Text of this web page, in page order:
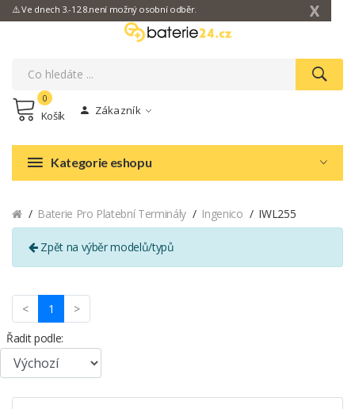
X
⚠️ Ve dnech 3.-12.8.není možný osobní odběr.
Košík
0
Zákazník
Kategorie eshopu
Baterie Pro Platební Terminály Ingenico IWL255
Zpět na výběr modelů/typů
< 1 (current)
>
Řadit podle: